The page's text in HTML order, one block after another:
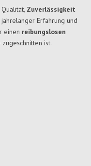
Zuverlässigkeit
Erfahrung und
einen reibungslosen
ist.